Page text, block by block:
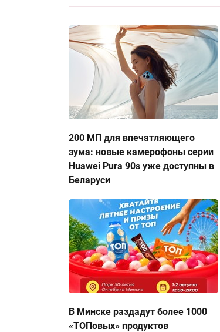
200 МП для впечатляющего
зума: новые камерофоны серии
Huawei Pura 90s уже доступны в
Беларуси
В Минске раздадут более 1000
«ТОПовых» продуктов